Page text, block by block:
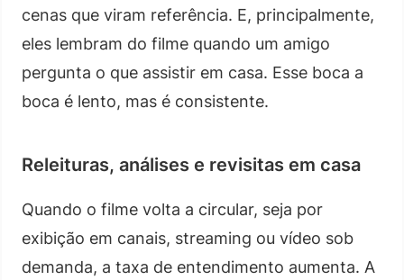
cenas que viram referência. E, principalmente,
eles lembram do filme quando um amigo
pergunta o que assistir em casa. Esse boca a
boca é lento, mas é consistente.
Releituras, análises e revisitas em casa
Quando o filme volta a circular, seja por
exibição em canais, streaming ou vídeo sob
demanda, a taxa de entendimento aumenta. A